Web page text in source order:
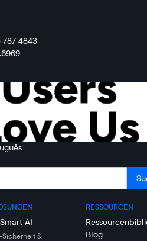
787 4843
AI
Sicherheit &
RESSOURCEN
Blog